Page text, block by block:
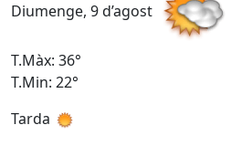
Diumenge, 9 d’agost
T.Màx: 36°
T.Min: 22°
Tarda